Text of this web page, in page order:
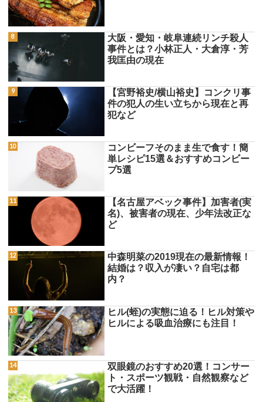
大阪・愛知・岐阜連続リンチ殺人
事件とは？小林正人・大倉淳・芳
我匡由の現在
【宮野裕史/横山裕史】コンクリ事
件の犯人の生い立ちから現在と再
犯など
コンビーフそのまま生で食す！簡
単レシピ15選＆おすすめコンビー
プ5選
【名古屋アベック事件】加害者(実
名)、被害者の現在、少年法改正な
ど
中森明菜の2019現在の最新情報！
結婚は？収入が凄い？自宅は都
内？
ヒル(蛭)の実態に迫る！ヒル対策や
ヒルによる吸血治療にも注目！
双眼鏡のおすすめ20選！コンサー
ト・スポーツ観戦・自然観察など
で大活躍！